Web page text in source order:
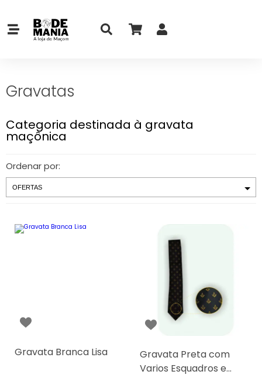
Gravatas
Categoria destinada à gravata
maçônica
Ordenar por:
Gravata Branca Lisa
Gravata Preta com
Varios Esquadros e